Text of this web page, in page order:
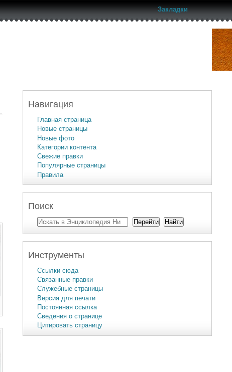
Закладки
Навигация
Главная страница
Новые страницы
Новые фото
Категории контента
Свежие правки
Популярные страницы
Правила
Поиск
Инструменты
Ссылки сюда
Связанные правки
Служебные страницы
Версия для печати
Постоянная ссылка
Сведения о странице
Цитировать страницу